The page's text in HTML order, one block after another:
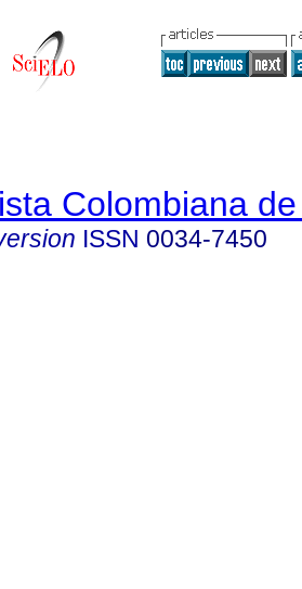
Colombiana
ISSN 0034-7450